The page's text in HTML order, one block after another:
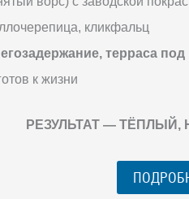
кликфальц
терраса
к жизни
РЕЗУЛЬТАТ —